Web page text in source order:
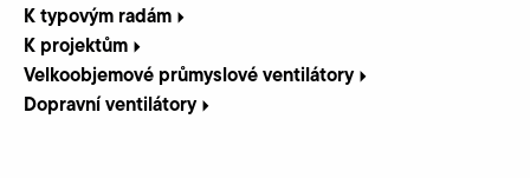
K typovým radám
K projektům
Velkoobjemové průmyslové ventilátory
Dopravní ventilátory